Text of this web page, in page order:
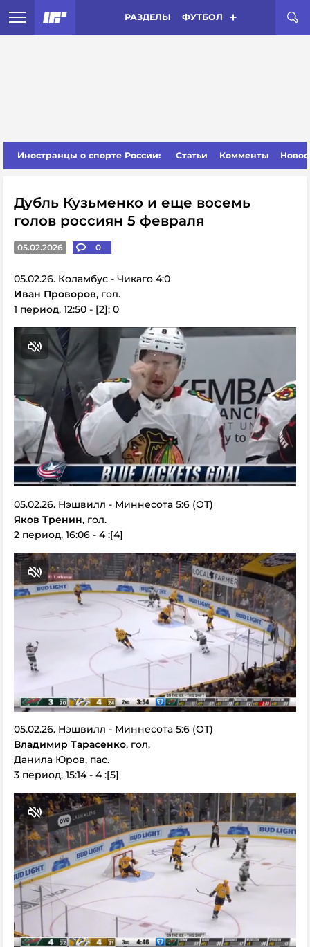
РАЗДЕЛЫ ФУТБОЛ
Иностранцы о спорте России: Статьи Комменты
Дубль Кузьменко и еще восемь
голов россиян 5 февраля
05.02.2026 0
05.02.26. Коламбус - Чикаго 4:0
Иван Проворов, гол.
1 период, 12:50 - [2]: 0
05.02.26. Нэшвилл - Миннесота 5:6 (ОТ)
Яков Тренин, гол.
2 период, 16:06 - 4 :[4]
05.02.26. Нэшвилл - Миннесота 5:6 (ОТ)
Владимир Тарасенко, гол,
Данила Юров, пас.
3 период, 15:14 - 4 :[5]